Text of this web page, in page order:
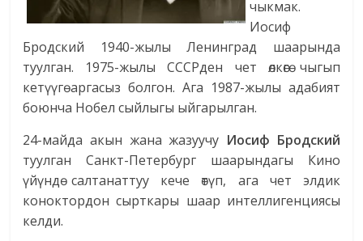
чыкмак.
Иосиф
Бродский 1940-жылы Ленинград шаарында
туулган. 1975-жылы СССРден чет өлкөгө чыгып
кетүүгө аргасыз болгон. Ага 1987-жылы адабият
боюнча Нобел сыйлыгы ыйгарылган.
24-майда акын жана жазуучу Иосиф Бродский
туулган Санкт-Петербург шаарындагы Кино
үйүндө салтанаттуу кече өтүп, ага чет элдик
коноктордон сырткары шаар интеллигенциясы
келди.